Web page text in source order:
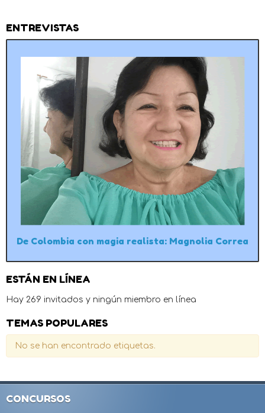
ENTREVISTAS
De Colombia con magia realista: Magnolia Correa
ESTÁN EN LÍNEA
Hay 269 invitados y ningún miembro en línea
TEMAS POPULARES
No se han encontrado etiquetas.
CONCURSOS